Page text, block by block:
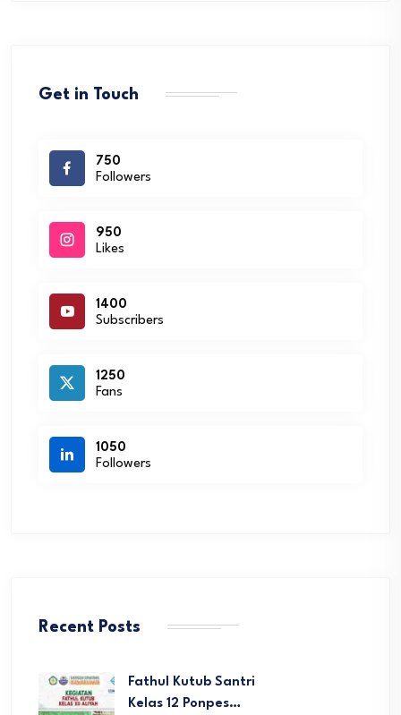
Get in Touch
750
Followers
950
Likes
1400
Subscribers
1250
Fans
1050
Followers
Recent Posts
Fathul Kutub Santri
Kelas 12 Ponpes…